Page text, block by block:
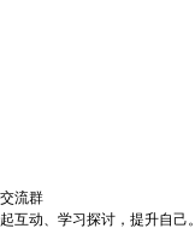
流群
互动、学习探讨，提升自己。